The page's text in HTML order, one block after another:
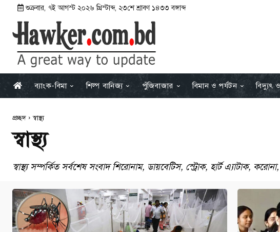
শুক্রবার, ৭ই আগস্ট ২০২৬ খ্রিস্টাব্দ, ২৩শে শ্রাবণ ১৪৩৩ বঙ্গাব্দ
ব্যাংক-বিমা শিল্প বানিজ্য পুঁজিবাজার বিমান ও পর্যটন বিদ্যুৎ
প্রচ্ছদ স্বাস্থ্য
স্বাস্থ্য
স্বাস্থ্য সম্পর্কিত সর্বশেষ সংবাদ শিরোনাম, ডায়বেটিস, স্ট্রোক, হার্ট এ্যাটাক,